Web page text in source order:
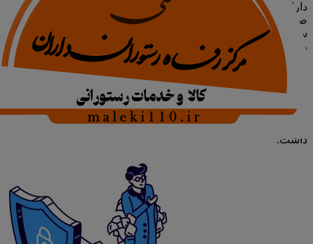
داران ملکی تغییراتی در آینده ایجاد شود، این تغییرات در همین
صفحه منتشر و به‌روزرسانی خواهد شد. شما با استفاده مستمر از
سایت، توافق می‌کنید که هرگونه تغییرات انجام‌شده را بپذیرید.
ماده دوم: قوه قهریه تمامی شرایط و قوانین
مندرج در شرایط عادی قابل اجرا هستند. در صورت بروز هرگونه
موارد قوه قهریه، که عبارت است از هر حادثه خارجی که خارج از
حیطه قدرت متعهد بوده و غیرقابل پیش‌بینی و اجتناب باشد و مانع از
اجرای تعهد شود (از جمله حوادث طبیعی که زنجیره تامین یا حمل و
نقل مواد غذایی را مختل کند)، مرکز رفاه رستوران داران ملکی
هیچ‌گونه مسئولیتی در قبال فساد کالا یا تاخیر در تحویل نخواهد
داشت.